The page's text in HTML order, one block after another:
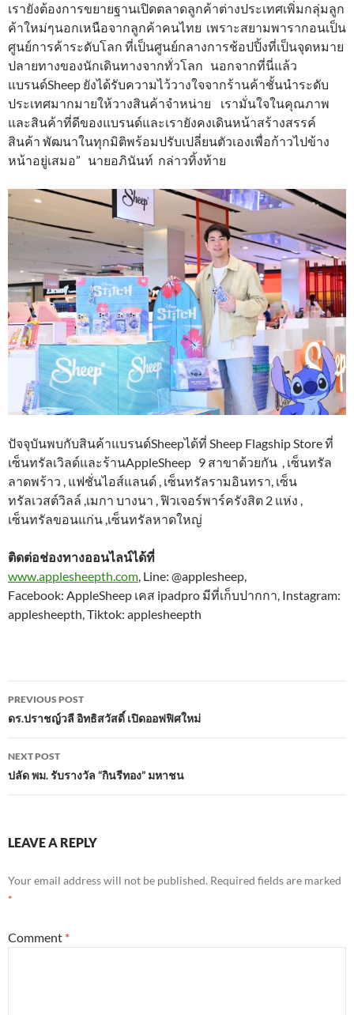
เรายังต้องการขยายฐานเปิดตลาดลูกค้าต่างประเทศเพิ่มกลุ่มลูก
ค้าใหม่ๆนอกเหนือจากลูกค้าคนไทย เพราะสยามพารากอนเป็น
ศูนย์การค้าระดับโลก ที่เป็นศูนย์กลางการช้อปปิ้งที่เป็นจุดหมาย
ปลายทางของนักเดินทางจากทั่วโลก นอกจากที่นี่แล้ว
แบรนด์Sheep ยังได้รับความไว้วางใจจากร้านค้าชั้นนำระดับ
ประเทศมากมายให้วางสินค้าจำหน่าย เรามั่นใจในคุณภาพ
และสินค้าที่ดีของแบรนด์และเรายังคงเดินหน้าสร้างสรรค์
สินค้า พัฒนาในทุกมิติพร้อมปรับเปลี่ยนตัวเองเพื่อก้าวไปข้าง
หน้าอยู่เสมอ” นายอภินันท์ กล่าวทิ้งท้าย
ปัจจุบันพบกับสินค้าแบรนด์Sheepได้ที่ Sheep Flagship Store ที่
เซ็นทรัลเวิลด์และร้านAppleSheep 9 สาขาด้วยกัน , เซ็นทรัล
ลาดพร้าว , แฟชั่นไอส์แลนด์ , เซ็นทรัลรามอินทรา, เซ็น
ทรัลเวสต์วิลล์ ,เมกา บางนา , ฟิวเจอร์พาร์ครังสิต 2 แห่ง ,
เซ็นทรัลขอนแก่น ,เซ็นทรัลหาดใหญ่
ติดต่อช่องทางออนไลน์ได้ที่
www.applesheepth.com, Line: @applesheep,
Facebook: AppleSheep เคส ipadpro มีที่เก็บปากกา, Instagram:
applesheepth, Tiktok: applesheepth
Post
navigation
PREVIOUS POST
ดร.ปราชญ์​วลี​ อิทธิ​สวัสดิ์ เปิดออฟฟิศใหม่
NEXT POST
ปลัด พม. รับรางวัล “กินรีทอง” มหาชน
LEAVE A REPLY
Your email address will not be published. Required fields are marked
*
Comment *